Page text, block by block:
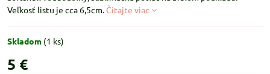
Veľkosť listu je cca 6,5cm. Čítajte viac
Skladom (1 ks)
5 €